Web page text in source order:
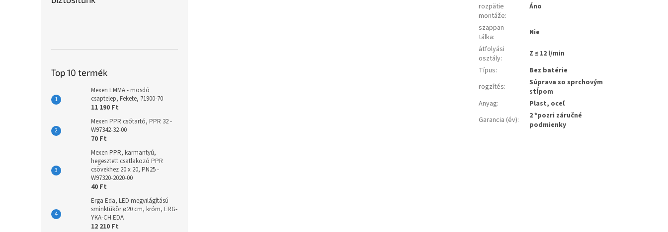
Top 10 termék
Mexen EMMA - mosdó
csaptelep, Fekete, 71900-70
11 190 Ft
Mexen PPR csőtartó, PPR 32 -
W97342-32-00
70 Ft
Mexen PPR, karmantyú,
hegesztett csatlakozó PPR
csövekhez 20 x 20, PN25 -
W97320-2020-00
40 Ft
Erga Eda, LED megvilágítású
sminktükör ø20 cm, króm, ERG-
YKA-CH.EDA
12 210 Ft
rozpätie
montáže:
Áno
szappan
tálka:
Nie
átfolyási
osztály:
Z ≤ 12 l/min
Típus:
Bez batérie
rögzítés:
Súprava so sprchovým
stĺpom
Anyag:
Plast, oceľ
Garancia (év):
2 *pozri záručné
podmienky